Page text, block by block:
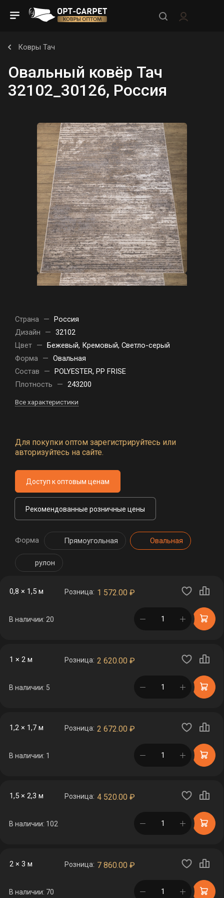
Ковры Тач
Овальный ковёр Тач
32102_30126, Россия
Страна — Россия
Дизайн
— 32102
Цвет — Бежевый, Кремовый, Светло-серый
Форма — Овальная
Состав
— POLYESTER, PP FRISE
Плотность
— 243200
Все характеристики
Для покупки оптом зарегистрируйтесь или
авторизуйтесь на сайте.
Доступ к оптовым ценам
Рекомендованные розничные цены
Форма Прямоугольная Овальная
рулон
0,8 × 1,5 м Розница: 1 572.00 ₽
В наличии: 20 в корзине
1 × 2 м Розница: 2 620.00 ₽
В наличии: 5 в корзине
1,2 × 1,7 м Розница: 2 672.00 ₽
В наличии: 1 в корзине
1,5 × 2,3 м Розница: 4 520.00 ₽
В наличии: 102 в корзине
2 × 3 м Розница: 7 860.00 ₽
В наличии: 70 в корзине